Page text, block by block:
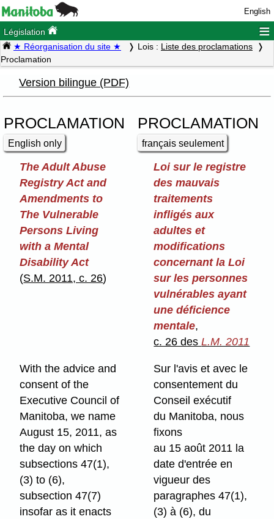
English
Législation ≡
★ Réorganisation du site ★ Lois : Liste des proclamations
Proclamation
Version bilingue (PDF)
PROCLAMATION
English only
PROCLAMATION
français seulement
The Adult Abuse
Registry Act and
Amendments to
The Vulnerable
Persons Living
with a Mental
Disability Act
(S.M. 2011, c. 26)
Loi sur le registre
des mauvais
traitements
infligés aux
adultes et
modifications
concernant la Loi
sur les personnes
vulnérables ayant
une déficience
mentale,
c. 26 desL.M. 2011
With the advice and
consent of the
Executive Council of
Manitoba, we name
August 15, 2011, as
the day on which
subsections 47(1),
(3) to (6),
subsection 47(7)
insofar as it enacts
Sur l'avis et avec le
consentement du
Conseil exécutif
du Manitoba, nous
fixons
au 15 août 2011 la
date d'entrée en
vigueur des
paragraphes 47(1),
(3) à (6), du